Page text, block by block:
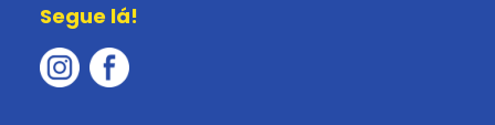
Segue lá!